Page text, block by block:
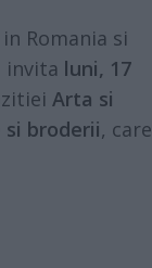
Romania si
invita luni, 17
Arta si
broderii, care